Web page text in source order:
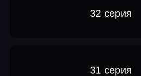
32 серия
31 серия